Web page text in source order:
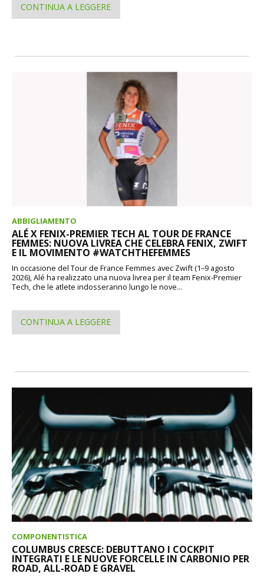
CONTINUA A LEGGERE
ABBIGLIAMENTO
ALÉ X FENIX-PREMIER TECH AL TOUR DE FRANCE
FEMMES: NUOVA LIVREA CHE CELEBRA FENIX, ZWIFT
E IL MOVIMENTO #WATCHTHEFEMMES
In occasione del Tour de France Femmes avec Zwift (1–9 agosto
2026), Alé ha realizzato una nuova livrea per il team Fenix-Premier
Tech, che le atlete indosseranno lungo le nove...
CONTINUA A LEGGERE
COMPONENTISTICA
COLUMBUS CRESCE: DEBUTTANO I COCKPIT
INTEGRATI E LE NUOVE FORCELLE IN CARBONIO PER
ROAD, ALL-ROAD E GRAVEL